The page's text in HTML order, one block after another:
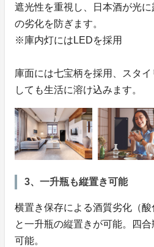
遮光性を重視し、日本酒が光
の劣化を防ぎます。
※庫内灯にはLEDを採用
庫面には七宝柄を採用、スタ
しても生活に溶け込みます。
3、一升瓶も縦置き可能
横置き保存による酒質劣化（
と一升瓶の縦置きが可能。四
可能。